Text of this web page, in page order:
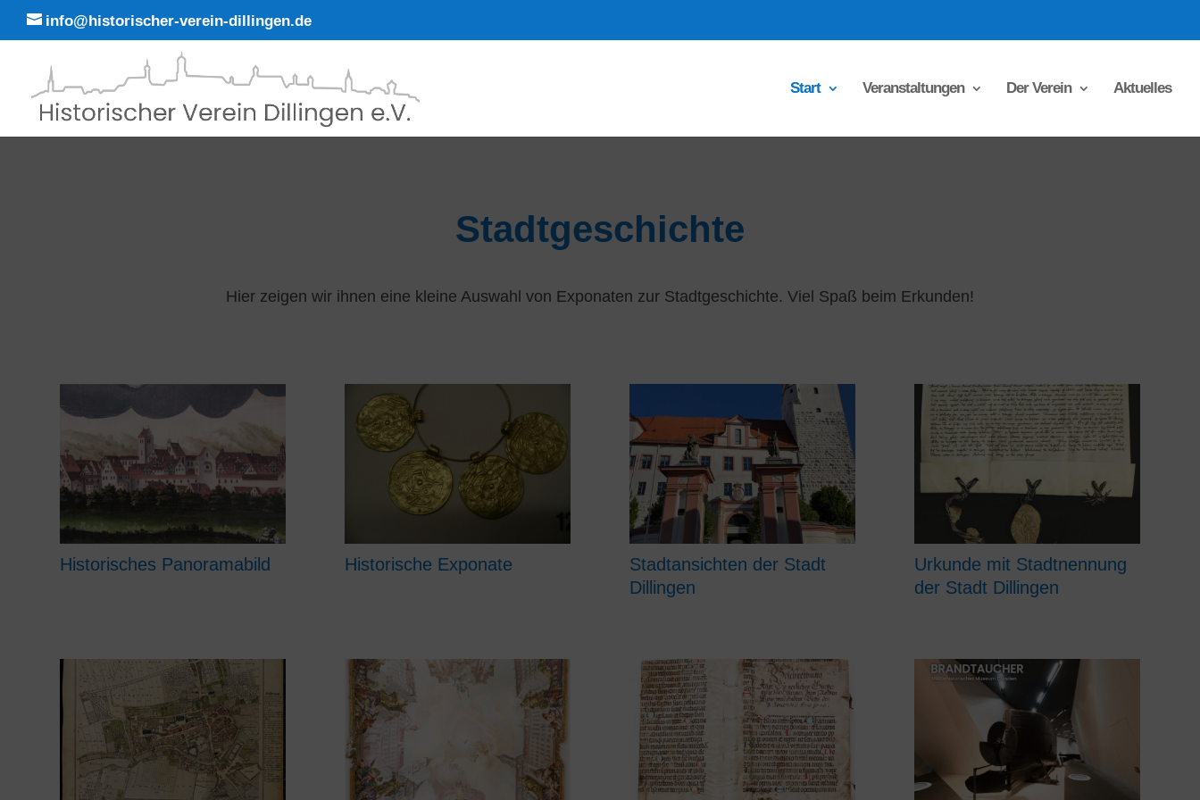
info@historischer-verein-dillingen.de
Start Veranstaltungen Der Verein Aktuelles
Stadtgeschichte
Hier zeigen wir ihnen eine kleine Auswahl von Exponaten zur Stadtgeschichte. Viel Spaß beim Erkunden!
Historisches Panoramabild Historische Exponate
Stadtansichten der Stadt
Dillingen
Urkunde mit Stadtnennung
der Stadt Dillingen